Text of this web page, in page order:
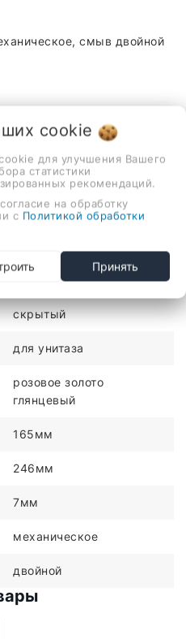
смыв двойной
Отзывы
смыв двойной
скрытый
для унитаза
розовое золото
глянцевый
165мм
246мм
7мм
механическое
двойной
cookie
для улучшения Вашего
статистики
рекомендаций.
на обработку
с Политикой обработки
Принять